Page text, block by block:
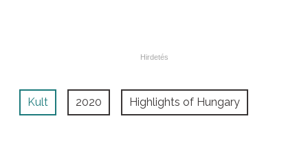
Kult 2020 Highlights of Hungary